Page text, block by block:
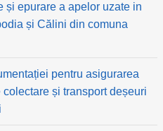
și epurare a apelor uzate in
și Călini din comuna
pentru asigurarea
și transport deșeuri